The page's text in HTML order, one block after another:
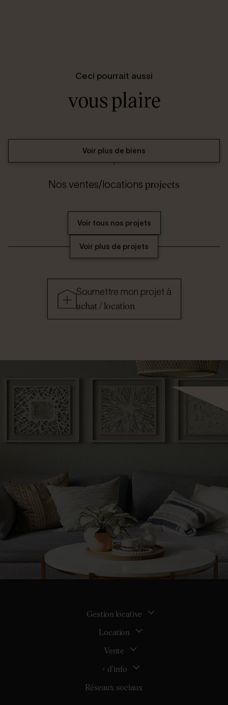
Ceci pourrait aussi
vous plaire
Voir plus de biens
Nos ventes/locations projects
Voir tous nos projets
Voir plus de projets
Soumettre mon projet à
achat / location
Gestion locative
La gestion locative
Location
Tous nos biens en location
Location appartement Saint-Sébastien-sur-Loire
Vente
Estimer mon bien
+ d’info
Inscription
Réseaux sociaux